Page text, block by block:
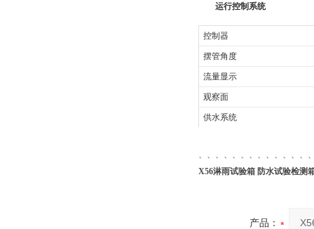
运行控制系统
控制器
摆管角度
流量显示
观察面
供水系统
X56淋雨试验箱 防水试验检测
产品：